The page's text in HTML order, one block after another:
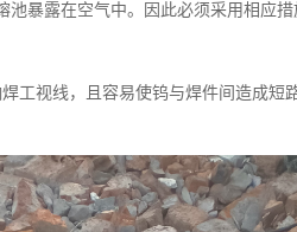
暴露在空气中。因此必须采用相应
工视线，且容易使钨与焊件间造成短